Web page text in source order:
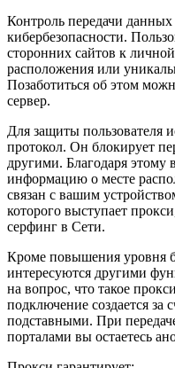
Контроль передачи
кибербезопасности.
сторонних сайтов к
расположения или
Позаботиться об этом
сервер.
Для защиты пользователя
протокол. Он блокирует
другими. Благодаря этому
информацию о месте
связан с вашим
которого выступает
серфинг в Сети.
Кроме повышения уровня
интересуются другими
на вопрос, что такое
подключение создается за
подставными. При
порталами вы остаетесь